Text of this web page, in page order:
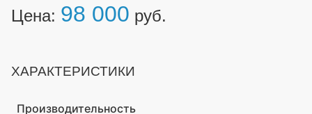
Цена: 98 000 руб.
ХАРАКТЕРИСТИКИ
Производительность